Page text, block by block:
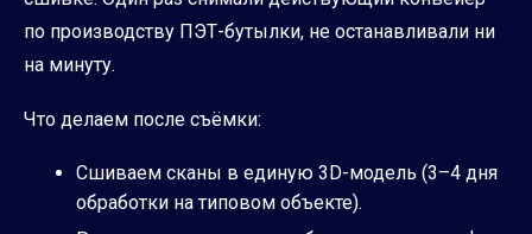
по производству ПЭТ-бутылки, не останавливали ни
на минуту.
Что делаем после съёмки:
Сшиваем сканы в единую 3D-модель (3–4 дня
обработки на типовом объекте).